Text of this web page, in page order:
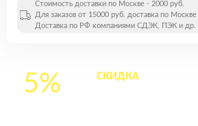
Стоимость доставки по Москве - 2000 руб.
Для заказов от 15000 руб. доставка по Москве
Доставка по РФ компаниями СДЭК, ПЭК и др.
5% СКИДКАна все